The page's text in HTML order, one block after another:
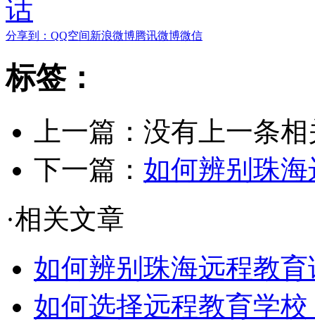
分享到： QQ空间新浪微博腾讯微博微信
标签：
上一篇：没有上一条
下一篇： 如何辨别珠
·相关文章
如何辨别珠海远程教
如何选择远程教育学校